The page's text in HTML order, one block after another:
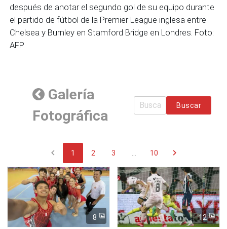
después de anotar el segundo gol de su equipo durante
el partido de fútbol de la Premier League inglesa entre
Chelsea y Burnley en Stamford Bridge en Londres. Foto:
AFP
Galería
Fotográfica
Buscar
chevron_left 1 2 3 10 chevron_right
8 12